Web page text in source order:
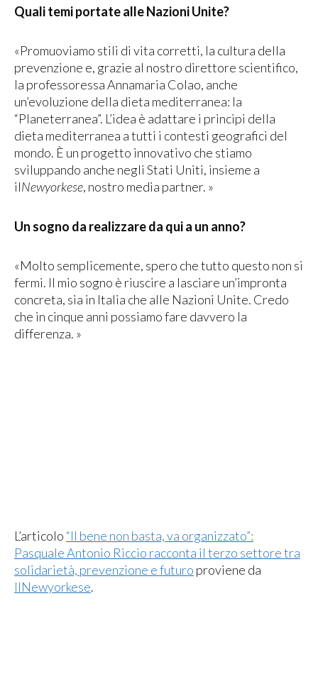
Quali temi portate alle Nazioni Unite?
«Promuoviamo stili di vita corretti, la cultura della
prevenzione e, grazie al nostro direttore scientifico,
la professoressa Annamaria Colao, anche
un’evoluzione della dieta mediterranea: la
“Planeterranea”. L’idea è adattare i principi della
dieta mediterranea a tutti i contesti geografici del
mondo. È un progetto innovativo che stiamo
sviluppando anche negli Stati Uniti, insieme a
ilNewyorkese, nostro media partner. »
Un sogno da realizzare da qui a un anno?
«Molto semplicemente, spero che tutto questo non si
fermi. Il mio sogno è riuscire a lasciare un’impronta
concreta, sia in Italia che alle Nazioni Unite. Credo
che in cinque anni possiamo fare davvero la
differenza. »
L’articolo “Il bene non basta, va organizzato”:
Pasquale Antonio Riccio racconta il terzo settore tra
solidarietà, prevenzione e futuro proviene da
IlNewyorkese.